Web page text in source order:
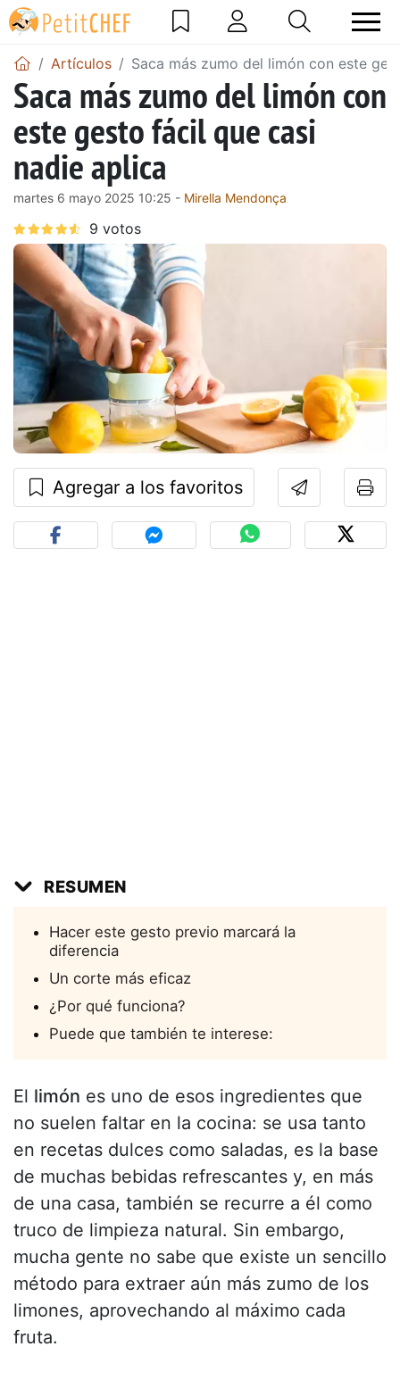
Artículos Saca más zumo del limón con este
Saca más zumo del limón con
este gesto fácil que casi
nadie aplica
martes 6 mayo 2025 10:25 - Mirella Mendonça
Agregar a los favoritos
RESUMEN
Hacer este gesto previo marcará la
diferencia
Un corte más eficaz
¿Por qué funciona?
Puede que también te interese:
El limón es uno de esos ingredientes que
no suelen faltar en la cocina: se usa tanto
en recetas dulces como saladas, es la base
de muchas bebidas refrescantes y, en más
de una casa, también se recurre a él como
truco de limpieza natural. Sin embargo,
mucha gente no sabe que existe un sencillo
método para extraer aún más zumo de los
limones, aprovechando al máximo cada
fruta.